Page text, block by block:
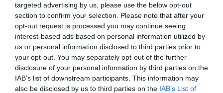
targeted advertising by us, please use the below opt-out
section to confirm your selection. Please note that after your
opt-out request is processed you may continue seeing
interest-based ads based on personal information utilized by
us or personal information disclosed to third parties prior to
your opt-out. You may separately opt-out of the further
disclosure of your personal information by third parties on the
IAB’s list of downstream participants. This information may
also be disclosed by us to third parties on the IAB’s List of